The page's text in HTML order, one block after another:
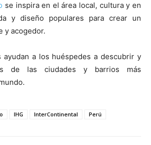
se inspira en el área local, cultura y en
y diseño populares para crear un
y acogedor.
ayudan a los huéspedes a descubrir y
de las ciudades y barrios más
IHG InterContinental Perú